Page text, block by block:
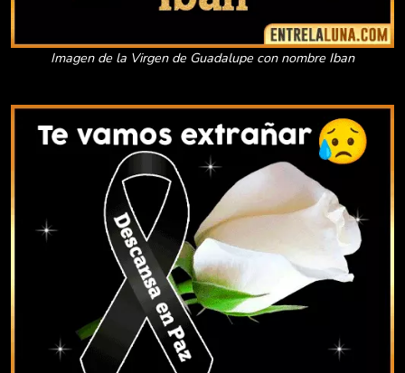
Imagen de la Virgen de Guadalupe con nombre Iban